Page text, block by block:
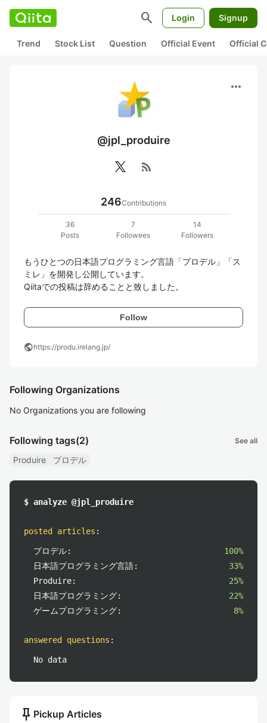
search Login Signup
Trend Stock List Question Official Event Official
more_horiz
@jpl_produire
rss_feed
246Contributions
36
Posts
7
Followees
14
Followers
もうひとつの日本語プログラミング言語「プロデル」「ス
ミレ」を開発し公開しています。
Qiitaでの投稿は辞めることと致しました。
Follow
publichttps://produ.irelang.jp/
Following Organizations
No Organizations you are following
Following tags(2) See all
Produire プロデル
$ analyze @jpl_produire
posted articles :
プロデル:
100%
日本語プログラミング言語:
33%
Produire:
25%
日本語プログラミング:
22%
ゲームプログラミング:
8%
answered questions :
No data
push_pin Pickup Articles